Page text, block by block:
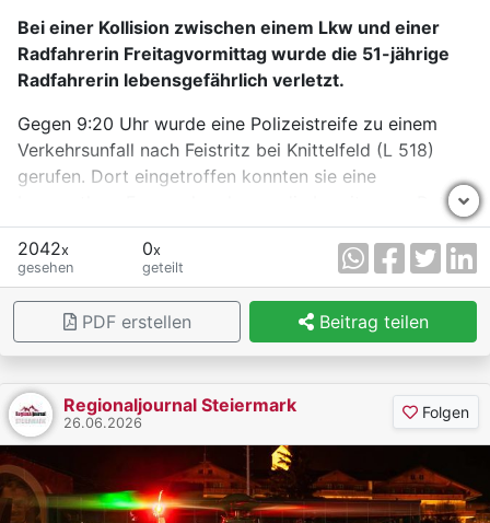
wieder für den Verkehr freigegeben werden.
Bei einer Kollision zwischen einem Lkw und einer
Radfahrerin Freitagvormittag wurde die 51-jährige
Radfahrerin lebensgefährlich verletzt.
Gegen 9:20 Uhr wurde eine Polizeistreife zu einem
Verkehrsunfall nach Feistritz bei Knittelfeld (L 518)
gerufen. Dort eingetroffen konnten sie eine
bewusstlose Frau wahrnehmen, die bereits vom Roten
Kreuz erstversorgt wurde. Laut Angaben des 23-
jährigen Lkw-Lenkers, aus dem Bezirk Liezen, sei er
von Nordwesten kommend in Fahrtrichtung Kobenz
gefahren. Auf Höhe der Einfahrt zu einem Pendler-
Parkplatz wollte er von der L 518 nach links abbiegen.
Dabei hätte er die 51-jährige Radfahrerin aus dem
Bezirk Murtal, die mit ihrem E-Bike am Radweg in
Fahrtrichtung Kraubath unterwegs war, übersehen. In
der Folge kam es zur Kollision zwischen dem Lkw und
der Radfahrerin.
Die Radfahrerin wurde nach der Erstversorgung mit
2042x
gesehen
0x
geteilt
PDF erstellen Beitrag teilen
Regionaljournal Steiermark
26.06.2026
Folgen